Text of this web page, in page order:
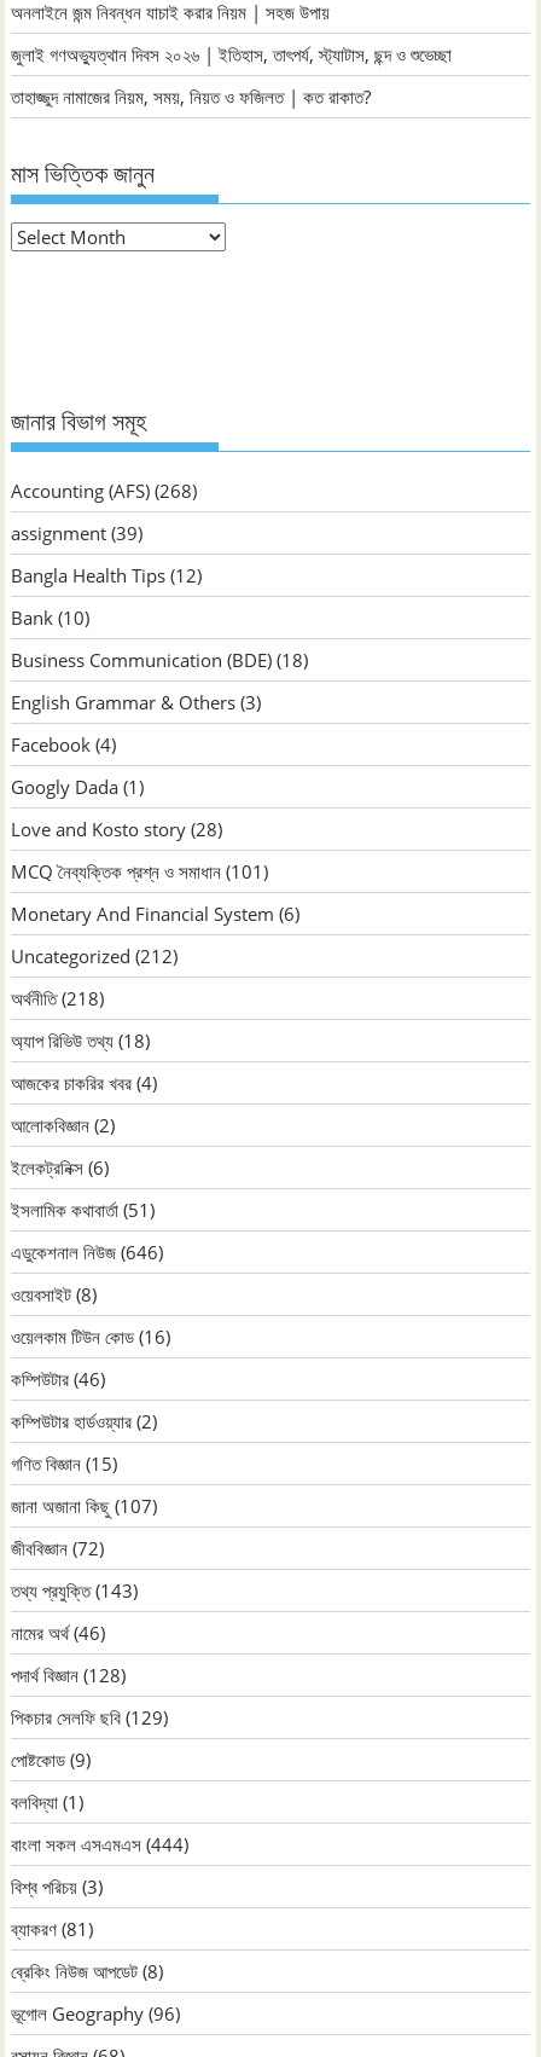
অনলাইনে জন্ম নিবন্ধন যাচাই করার নিয়ম | সহজ উপায়
জুলাই গণঅভ্যুত্থান দিবস ২০২৬ | ইতিহাস, তাৎপর্য, স্ট্যাটাস, ছন্দ ও শুভেচ্ছা
তাহাজ্জুদ নামাজের নিয়ম, সময়, নিয়ত ও ফজিলত | কত রাকাত?
মাস ভিত্তিক জানুন
মাস
জানার বিভাগ সমূহ
Accounting (AFS) (268)
assignment (39)
Bangla Health Tips (12)
Bank (10)
Business Communication (BDE) (18)
English Grammar & Others (3)
Facebook (4)
Googly Dada (1)
Love and Kosto story (28)
MCQ নৈব্যক্তিক প্রশ্ন ও সমাধান (101)
Monetary And Financial System (6)
Uncategorized (212)
অর্থনীতি(218)
অ্যাপ রিভিউ তথ্য (18)
আজকের চাকরির খবর (4)
আলোকবিজ্ঞান (2)
ইলেকট্রনিক্স (6)
ইসলামিক কথাবার্তা (51)
এডুকেশনাল নিউজ (646)
ওয়েবসাইট (8)
ওয়েলকাম টিউন কোড (16)
কম্পিউটার (46)
কম্পিউটার হার্ডওয়্যার (2)
গণিত বিজ্ঞান (15)
জানা অজানা কিছু (107)
জীববিজ্ঞান (72)
তথ্য প্রযুক্তি(143)
নামের অর্থ(46)
পদার্থ বিজ্ঞান (128)
পিকচার সেলফি ছবি (129)
পোষ্টকোড (9)
বলবিদ্যা (1)
বাংলা সকল এসএমএস (444)
বিশ্ব পরিচয় (3)
ব্যাকরণ (81)
ব্রেকিং নিউজ আপডেট (8)
ভূগোল Geography (96)